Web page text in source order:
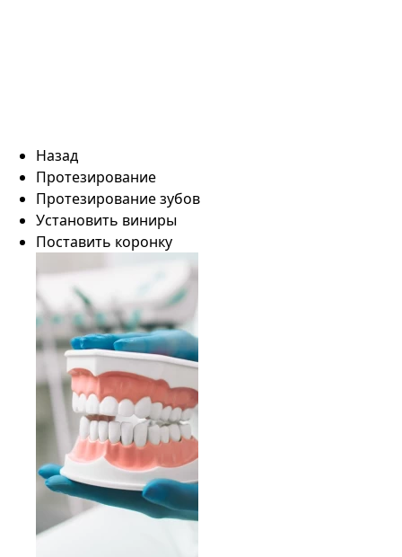
Назад
Протезирование
Протезирование зубов
Установить виниры
Поставить коронку